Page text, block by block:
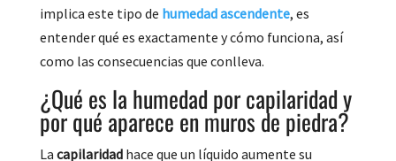
implica este tipo de humedad ascendente, es
entender qué es exactamente y cómo funciona, así
como las consecuencias que conlleva.
¿Qué es la humedad por capilaridad y
por qué aparece en muros de piedra?
La capilaridadhace que un líquido aumente su